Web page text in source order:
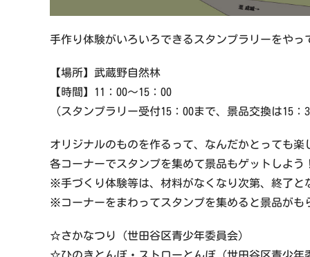
手作り体験がいろいろできるスタンプラリーをや
【場所】武蔵野自然林
【時間】11：00～15：00
（スタンプラリー受付15：00まで、景品交換は15：
オリジナルのものを作るって、なんだかとっても楽
各コーナーでスタンプを集めて景品もゲットしよう
※手づくり体験等は、材料がなくなり次第、終了と
※コーナーをまわってスタンプを集めると景品がも
☆さかなつり（世田谷区青少年委員会）